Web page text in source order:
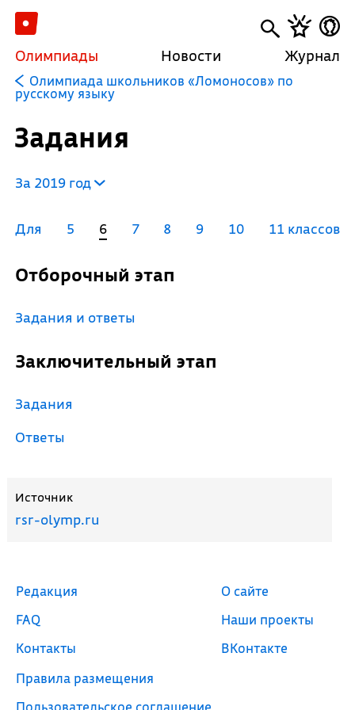
Олимпиады Новости Журнал
Олимпиада школьников «Ломоносов» по
русскому языку
Задания
За 2019 год
Для 5 6 7 8 9 10 11 классов
Отборочный этап
Задания и ответы
Заключительный этап
Задания
Ответы
Источник
rsr-olymp.ru
Редакция
FAQ
Контакты
Правила размещения
Пользовательское соглашение
О сайте
Наши проекты
ВКонтакте